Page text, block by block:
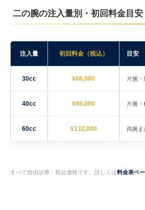
二の腕の注入量別・初回料金目安
注入量 初回料金（税込） 目安
30cc ¥66,000 片腕
40cc ¥88,000 片腕
60cc ¥132,000 両腕ま
すべて自由診療・税込価格です。詳しくは料金表ペ